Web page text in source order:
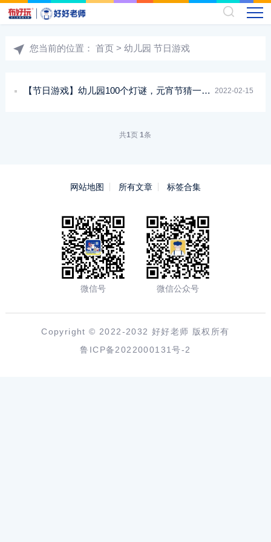
您当前的位置： 首页 > 幼儿园 节日游戏
2022-02-15
【节日游戏】幼儿园100个灯谜，元宵节猜一猜！
共1页1条
网站地图 所有文章 标签合集
微信号 微信公众号
Copyright © 2022-2032 好好老师 版权所有
鲁ICP备2022000131号-2